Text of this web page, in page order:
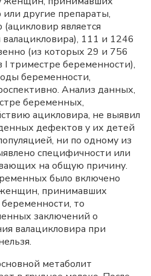
другие препараты,
является
111 и 1246
(из которых 29 и 756
триместре беременности),
беременности,
Анализ данных,
беременных,
ацикловира, не выявил
дефектов у их детей
ни по одному из
специфичности или
на общую причину.
было включено
принимавших
то
заключений о
валацикловира при
метаболит